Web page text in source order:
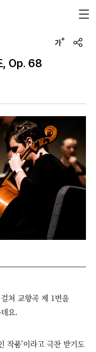
u
, Op. 68
쳐 교향곡 제 1번을
요.
작품’이라고 극찬 받기도